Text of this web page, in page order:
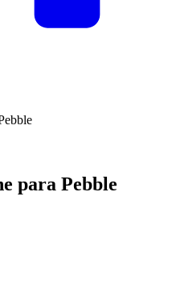
para Pebble